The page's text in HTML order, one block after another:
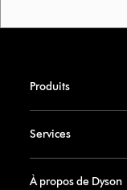
Produits
Services
À propos de Dyson